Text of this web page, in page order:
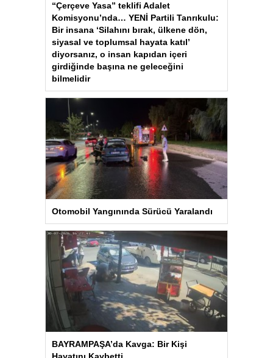
“Çerçeve Yasa” teklifi Adalet
Komisyonu’nda… YENİ Partili Tanrıkulu:
Bir insana ‘Silahını bırak, ülkene dön,
siyasal ve toplumsal hayata katıl’
diyorsanız, o insan kapıdan içeri
girdiğinde başına ne geleceğini
bilmelidir
Otomobil Yangınında Sürücü Yaralandı
BAYRAMPAŞA’da Kavga: Bir Kişi